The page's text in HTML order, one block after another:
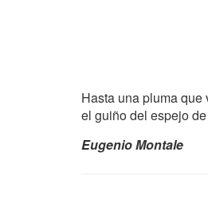
Hasta una pluma
el guiño del espejo
Eugenio Montale